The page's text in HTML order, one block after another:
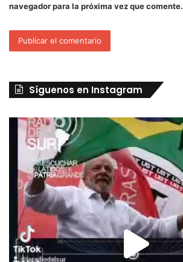
navegador para la próxima vez que comente.
Síguenos en Instagram